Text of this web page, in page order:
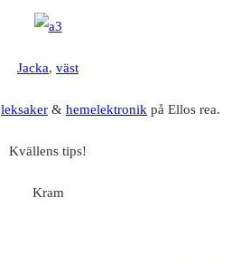
Jacka, väst
leksaker & hemelektronik på Ellos rea.
Kvällens tips!
Kram